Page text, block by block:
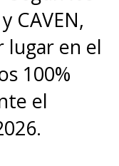
CAVEN,
lugar en el
100%
el